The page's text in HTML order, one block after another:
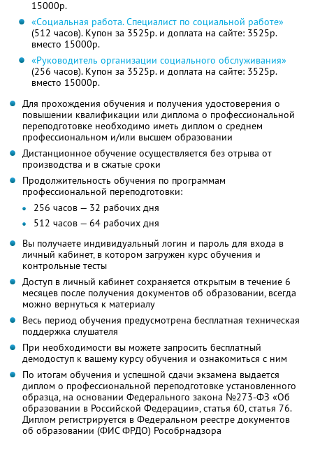
15000р.
«Социальная работа. Специалист по социальной работе»
(512 часов). Купон за 3525р. и доплата на сайте: 3525р.
вместо 15000р.
«Руководитель организации социального обслуживания»
(256 часов). Купон за 3525р. и доплата на сайте: 3525р.
вместо 15000р.
Для прохождения обучения и получения удостоверения о
повышении квалификации или диплома о профессиональной
переподготовке необходимо иметь диплом о среднем
профессиональном и/или высшем образовании
Дистанционное обучение осуществляется без отрыва от
производства и в сжатые сроки
Продолжительность обучения по программам
профессиональной переподготовки:
256 часов — 32 рабочих дня
512 часов — 64 рабочих дня
Вы получаете индивидуальный логин и пароль для входа в
личный кабинет, в котором загружен курс обучения и
контрольные тесты
Доступ в личный кабинет сохраняется открытым в течение 6
месяцев после получения документов об образовании, всегда
можно вернуться к материалу
Весь период обучения предусмотрена бесплатная техническая
поддержка слушателя
При необходимости вы можете запросить бесплатный
демодоступ к вашему курсу обучения и ознакомиться с ним
По итогам обучения и успешной сдачи экзамена выдается
диплом о профессиональной переподготовке установленного
образца, на основании Федерального закона №273-ФЗ «Об
образовании в Российской Федерации», статья 60, статья 76.
Диплом регистрируется в Федеральном реестре документов
об образовании (ФИС ФРДО) Рособрнадзора